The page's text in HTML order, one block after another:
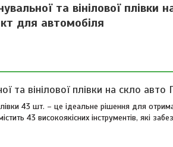
та вінілової плівки
для автомобіля
та вінілової плівки на скло авто
43 шт. – це ідеальне рішення для
43 високоякісних інструментів, які